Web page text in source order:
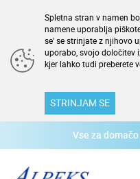
Spletna stran v namen
namene uporablja
se' se strinjate z njihovo
uporabo, svojo določitev
kjer lahko tudi preberete
STRINJAM SE
Vse za